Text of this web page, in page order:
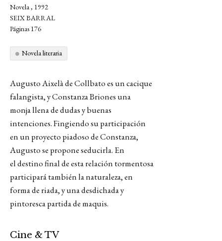
Novela , 1992
SEIX BARRAL
Páginas 176
Novela literaria
Augusto Aixelà de Collbato es un cacique
falangista, y Constanza Briones una
monja llena de dudas y buenas
intenciones. Fingiendo su participación
en un proyecto piadoso de Constanza,
Augusto se propone seducirla. En
el destino final de esta relación tormentosa
participará también la naturaleza, en
forma de riada, y una desdichada y
pintoresca partida de maquis.
Cine & TV